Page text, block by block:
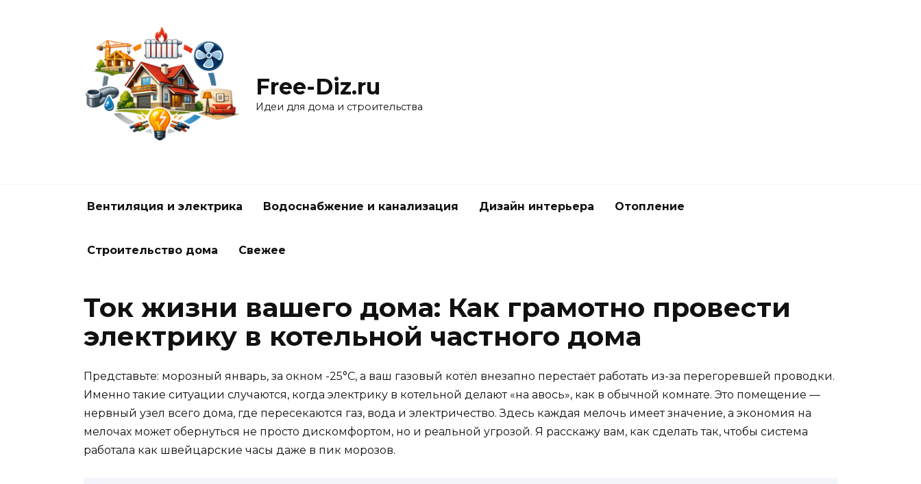
Free-Diz.ru
Идеи для дома и строительства
Вентиляция и электрика Водоснабжение и канализация Дизайн интерьера Отопление
Строительство дома Свежее
Ток жизни вашего дома: Как грамотно провести
электрику в котельной частного дома
Представьте: морозный январь, за окном -25°C, а ваш газовый котёл внезапно перестаёт работать из-за перегоревшей проводки.
Именно такие ситуации случаются, когда электрику в котельной делают «на авось», как в обычной комнате. Это помещение —
нервный узел всего дома, где пересекаются газ, вода и электричество. Здесь каждая мелочь имеет значение, а экономия на
мелочах может обернуться не просто дискомфортом, но и реальной угрозой. Я расскажу вам, как сделать так, чтобы система
работала как швейцарские часы даже в пик морозов.